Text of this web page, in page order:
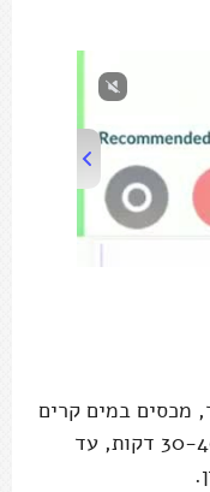
מכסים במים קרים
ומביאים לרתיחה. מבשלים 30-40 דקות, עד